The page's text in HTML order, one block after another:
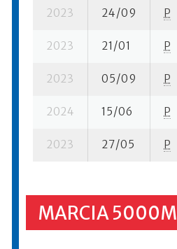
2023 24/09 P
2023 21/01 P
2023 05/09 P
2024 15/06 P
2023 27/05 P
MARCIA 5000M